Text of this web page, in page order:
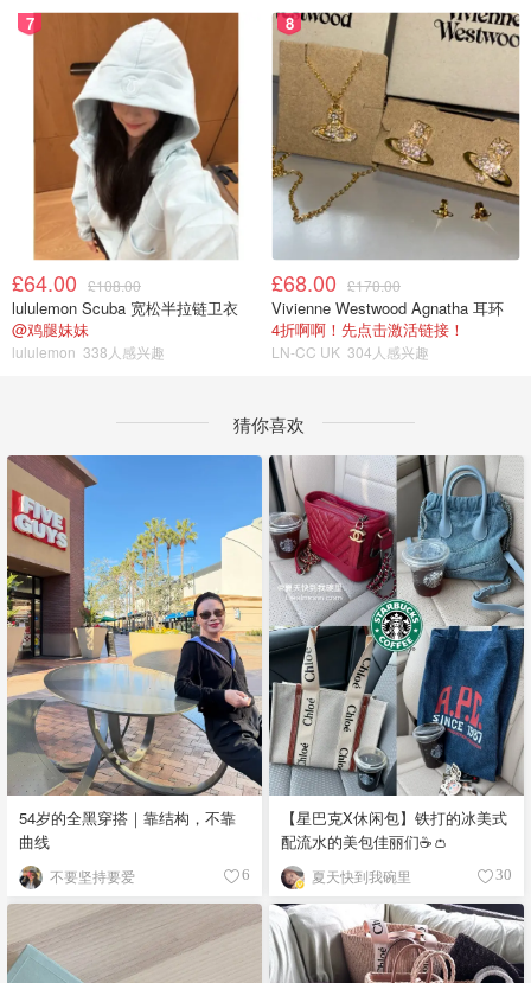
7
£64.00 £108.00
lululemon Scuba 宽松半拉链卫衣
@鸡腿妹妹
lululemon 338人感兴趣
8
£68.00 £170.00
Vivienne Westwood Agnatha 耳环
4折啊啊！先点击激活链接！
LN-CC UK 304人感兴趣
猜你喜欢
54岁的全黑穿搭｜靠结构，不靠
曲线
不要坚持要爱 6
【星巴克X休闲包】铁打的冰美式
配流水的美包佳丽们☕️👛
夏天快到我碗里 30